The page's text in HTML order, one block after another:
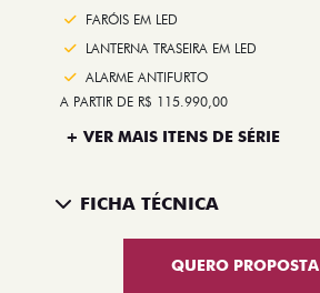
FARÓIS EM LED
LANTERNA TRASEIRA EM LED
ALARME ANTIFURTO
A PARTIR DE R$ 115.990,00
+ VER MAIS ITENS DE SÉRIE
FICHA TÉCNICA
QUERO PROPOSTA